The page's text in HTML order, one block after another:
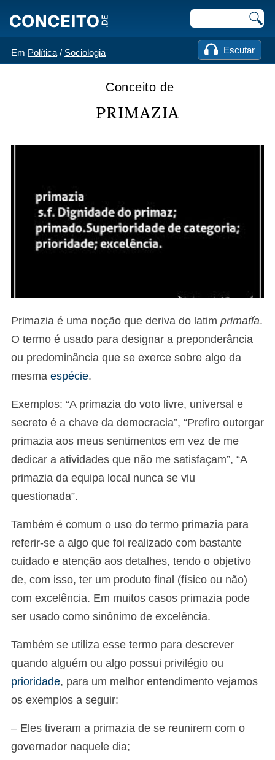
Em Política / Sociologia Escutar
Conceito de
PRIMAZIA
Primazia é uma noção que deriva do latim primatĭa.
O termo é usado para designar a preponderância
ou predominância que se exerce sobre algo da
mesma espécie.
Exemplos: “A primazia do voto livre, universal e
secreto é a chave da democracia”, “Prefiro outorgar
primazia aos meus sentimentos em vez de me
dedicar a atividades que não me satisfaçam”, “A
primazia da equipa local nunca se viu
questionada”.
Também é comum o uso do termo primazia para
referir-se a algo que foi realizado com bastante
cuidado e atenção aos detalhes, tendo o objetivo
de, com isso, ter um produto final (físico ou não)
com excelência. Em muitos casos primazia pode
ser usado como sinônimo de excelência.
Também se utiliza esse termo para descrever
quando alguém ou algo possui privilégio ou
prioridade, para um melhor entendimento vejamos
os exemplos a seguir:
– Eles tiveram a primazia de se reunirem com o
governador naquele dia;